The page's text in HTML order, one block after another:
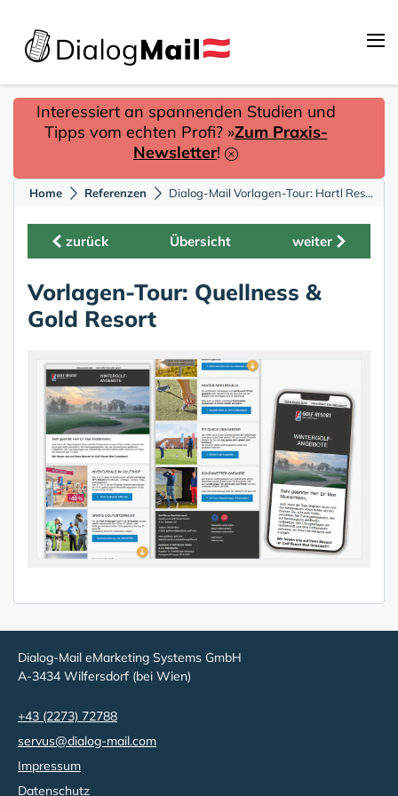
Interessiert an spannenden Studien und
Tipps vom echten Profi? »Zum Praxis-
Newsletter!
Home Referenzen Dialog-Mail Vorlagen-Tour: Hartl Resort
zurück Übersicht weiter
Vorlagen-Tour: Quellness &
Gold Resort
Dialog-Mail eMarketing Systems GmbH
A-3434 Wilfersdorf (bei Wien)
+43 (2273) 72788
servus@dialog-mail.com
Impressum
Datenschutz